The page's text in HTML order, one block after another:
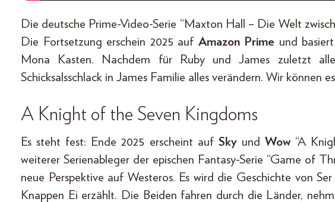
Die deutsche Prime-Video-Serie “Maxton Hall – Die Welt
Die Fortsetzung erschein 2025 auf Amazon Prime und
Mona Kasten. Nachdem für Ruby und James zuletzt
Schicksalsschlack in James Familie alles verändern. Wir können
A Knight of the Seven Kingdoms
Es steht fest: Ende 2025 erscheint auf Sky undWow“A
weiterer Serienableger der epischen Fantasy-Serie “Game of
neue Perspektive auf Westeros. Es wird die Geschichte von
Knappen Ei erzählt. Die Beiden fahren durch die Länder,